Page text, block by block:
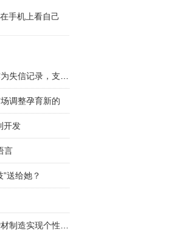
请求常见的有
手机上看自己
调整孕育新的
开发
言
送给她？